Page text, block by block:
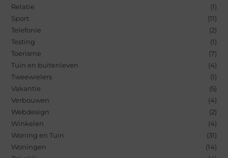
Relatie
(1)
Sport
(11)
Telefonie
(2)
Testing
(1)
Toerisme
(7)
Tuin en buitenleven
(4)
Tweewielers
(1)
Vakantie
(5)
Verbouwen
(4)
Webdesign
(2)
Winkelen
(4)
Woning en Tuin
(31)
Woningen
(14)